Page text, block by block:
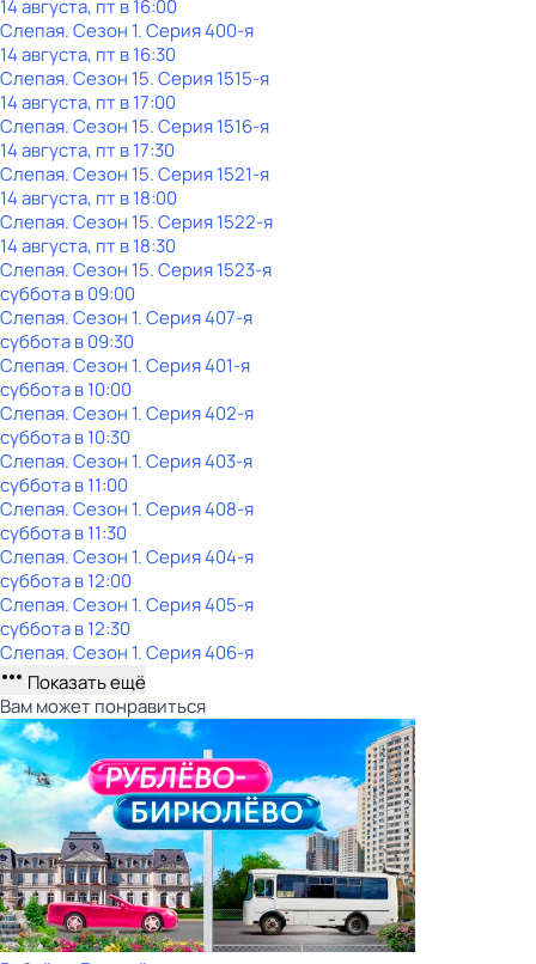
14 августа, пт в 16:00
Слепая. Сезон 1. Серия 400-я
14 августа, пт в 16:30
Слепая. Сезон 15. Серия 1515-я
14 августа, пт в 17:00
Слепая. Сезон 15. Серия 1516-я
14 августа, пт в 17:30
Слепая. Сезон 15. Серия 1521-я
14 августа, пт в 18:00
Слепая. Сезон 15. Серия 1522-я
14 августа, пт в 18:30
Слепая. Сезон 15. Серия 1523-я
субботав09:00
Слепая. Сезон 1. Серия 407-я
субботав09:30
Слепая. Сезон 1. Серия 401-я
субботав10:00
Слепая. Сезон 1. Серия 402-я
субботав10:30
Слепая. Сезон 1. Серия 403-я
субботав11:00
Слепая. Сезон 1. Серия 408-я
субботав11:30
Слепая. Сезон 1. Серия 404-я
субботав12:00
Слепая. Сезон 1. Серия 405-я
субботав12:30
Слепая. Сезон 1. Серия 406-я
Показать ещё
Вам может понравиться